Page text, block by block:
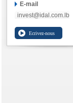
E-mail
invest@idal.com.lb